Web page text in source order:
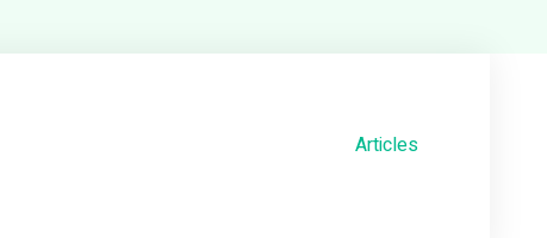
Articles